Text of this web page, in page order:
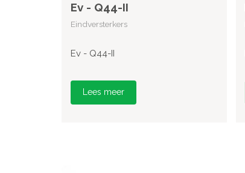
Ev - Q44-II
Eindversterkers
Ev - Q44-II
Lees meer